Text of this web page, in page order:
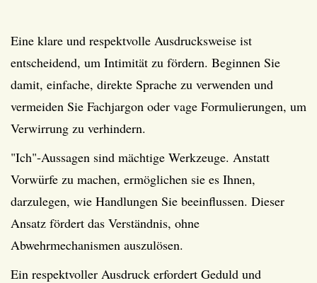
Eine klare und respektvolle Ausdrucksweise ist
entscheidend, um Intimität zu fördern. Beginnen Sie
damit, einfache, direkte Sprache zu verwenden und
vermeiden Sie Fachjargon oder vage Formulierungen, um
Verwirrung zu verhindern.
"Ich"-Aussagen sind mächtige Werkzeuge. Anstatt
Vorwürfe zu machen, ermöglichen sie es Ihnen,
darzulegen, wie Handlungen Sie beeinflussen. Dieser
Ansatz fördert das Verständnis, ohne
Abwehrmechanismen auszulösen.
Ein respektvoller Ausdruck erfordert Geduld und